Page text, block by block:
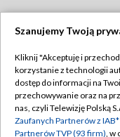
Abonament TVP
Emisja w TVP
Szanujemy Twoją
Kliknij "Akceptuję i
korzystanie z technologii
dostęp do informacji na
przechowywanie oraz na
nas, czyli Telewizję Polską
Zaufanych Partnerów z
Partnerów TVP (93 firm), w